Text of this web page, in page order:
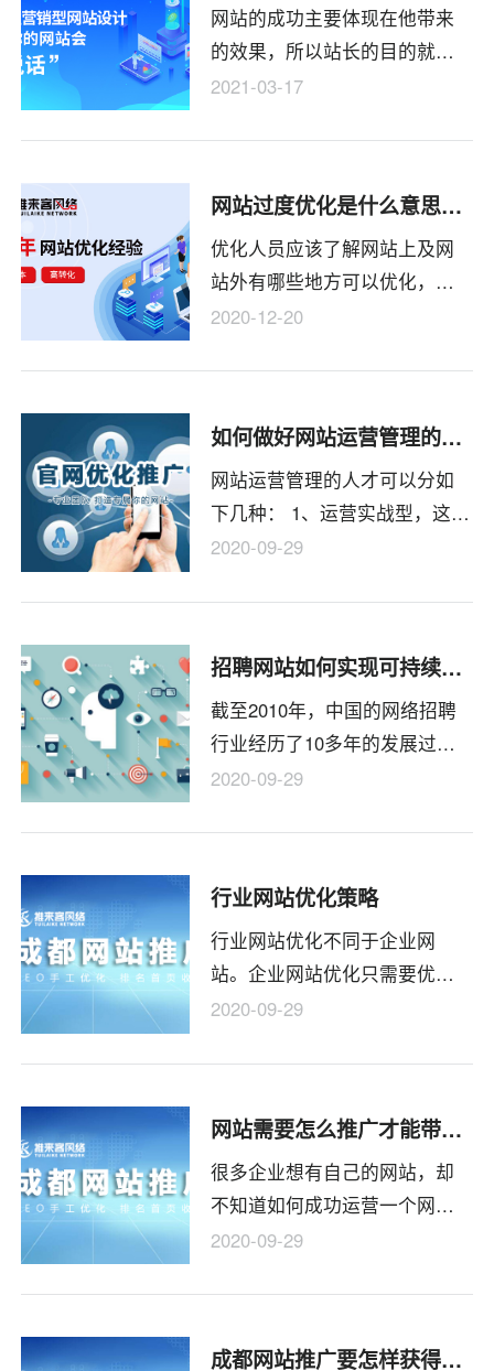
创建网站之前，我们需要考虑
网站用户的特征，然后在来规
划网站设计。前面我们提到过
如果我们预算充足，这个时候
司来进行前期的策划和后期的
开发。如果预算比较少，这个
时候我们可以选择一下开源程
序模板建站。
网站的成功主要体现在他带来
的效果，所以站长的目的就是
每天优化网站，促进引流，无
我们首先需要了解的就是方
些方式?
2021-03-17
网站过度优化是什么意思？怎么来避免网站的过度优化
优化人员应该了解网站上及网
站外有哪些地方可以优化，应
该怎样优化，同时也应该了
做到极致时，就可能产生负面
的问题。
2020-12-20
如何做好网站运营管理的经验
网站运营管理的人才可以分如
下几种： 1、运营实战型，这类
管理人才，都具有相当扎实的
营经验，从基础岗位扎实的一
注重网站运营的细节及过程监
控，执行力较强
2020-09-29
招聘网站如何实现可持续的盈利模式
截至2010年，中国的网络招聘
行业经历了10多年的发展过
程，从萌芽到繁荣发展，再到
聘以其信息量大、方便、成本
要地位，招聘网站如雨后春笋
般涌现。但现实中，大多数招
聘网站都处于亏损状态，有的
人才网站来去匆匆，已经退出
聘网站形同虚设。
2020-09-29
行业网站优化策略
行业网站优化不同于企业网
站。企业网站优化只需要优化
几个到十几个关键词，而行业
这些关键词的选择和优化策略
类网站的优化讲座，大多只讲
企业网站的SEO技术和SEO优
化策略，无非是如何做内链和
外链。但是，说到大规模的行
2020-09-29
网站需要怎么推广才能带来更多的流量
很多企业想有自己的网站，却
不知道如何成功运营一个网
站。应该怎么做才能给企业带
和大家分享一下我在这个问题
2020-09-29
成都网站推广要怎样获得客户资源?